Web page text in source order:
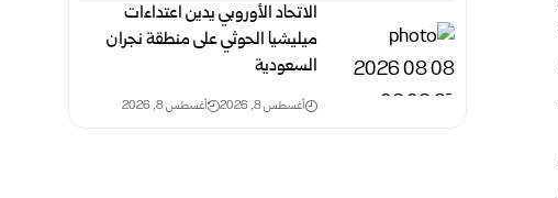
الاتحاد الأوروبي يدين اعتداءات
ميليشيا الحوثي على منطقة نجران
السعودية
أغسطس 8, 2026 أغسطس 8, 2026